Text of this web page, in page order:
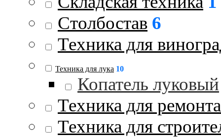
Столбостав 6
Техника для
Техника для лука 10
Копатель луковый
Техника для
Техника для